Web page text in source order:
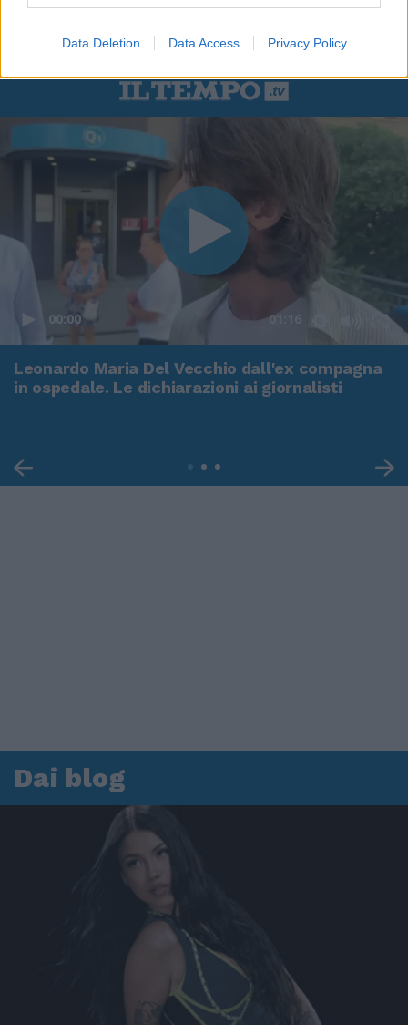
Data Deletion Data Access Privacy Policy
00:00 01:16
Leonardo Maria Del Vecchio dall'ex compagna
in ospedale. Le dichiarazioni ai giornalisti
Dai blog